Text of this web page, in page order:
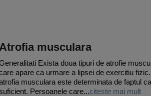
musculara
Exista doua tipuri de atrofie
apare ca urmare a lipsei de exercitiu
musculara este determinata de faptul
Persoanele care...citeste mai mult